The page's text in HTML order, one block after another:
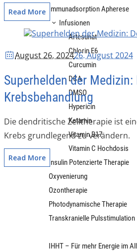
Immunadsorption Apherese
Infusionen
Artesunat
Chlorin E6
Curcumin
DCA
DMSO
Hypericin
Ketamin
Vitamin B17
Vitamin C Hochdosis
Insulin Potenzierte Therapie
Oxyvenierung
Ozontherapie
Photodynamische Therapie
Transkranielle Pulsstimulation
IHHT – Für mehr Energie im
Read More
August 26, 202426. August 2024
Superhelden der
Krebsbehandlung
Die dendritische Zelltherapie ist
Krebs grundlegend zu verändern.
Read More